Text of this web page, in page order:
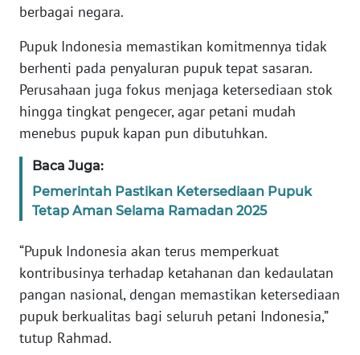
berbagai negara.
Pupuk Indonesia memastikan komitmennya tidak
berhenti pada penyaluran pupuk tepat sasaran.
Perusahaan juga fokus menjaga ketersediaan stok
hingga tingkat pengecer, agar petani mudah
menebus pupuk kapan pun dibutuhkan.
Baca Juga:
Pemerintah Pastikan Ketersediaan Pupuk
Tetap Aman Selama Ramadan 2025
“Pupuk Indonesia akan terus memperkuat
kontribusinya terhadap ketahanan dan kedaulatan
pangan nasional, dengan memastikan ketersediaan
pupuk berkualitas bagi seluruh petani Indonesia,”
tutup Rahmad.
WN
WN
PAPUA
BARAT
RIAU
WN
WN
WN
SULTRA